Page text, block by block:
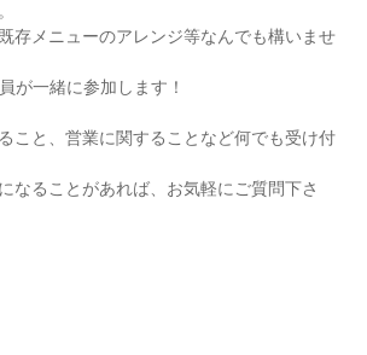
存メニューのアレンジ等なんでも構いませ
が一緒に参加します！
こと、営業に関することなど何でも受け付
なることがあれば、お気軽にご質問下さ